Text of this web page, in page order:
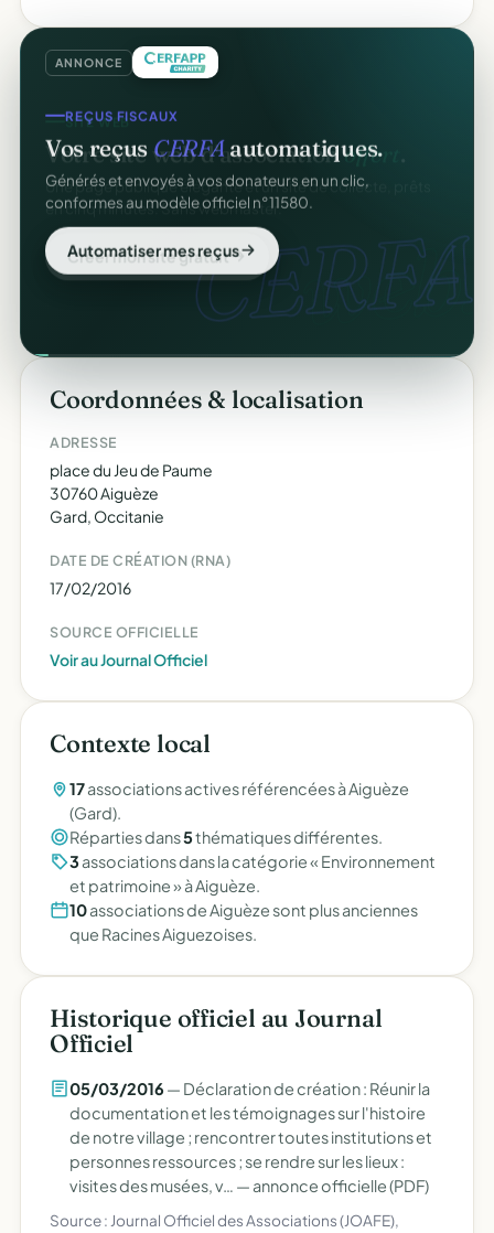
ANNONCE
CERFA.
REÇUS FISCAUX
Vos reçus CERFAautomatiques.
Générés et envoyés à vos donateurs en un clic,
conformes au modèle officiel n°11580.
Automatiser mes reçus
Coordonnées & localisation
ADRESSE
place du Jeu de Paume
30760 Aiguèze
Gard, Occitanie
DATE DE CRÉATION (RNA)
17/02/2016
SOURCE OFFICIELLE
Voir au Journal Officiel
Contexte local
17associations actives référencées à Aiguèze
(Gard).
Réparties dans5thématiques différentes.
3associations dans la catégorie « Environnement
et patrimoine » à Aiguèze.
10associations de Aiguèze sont plus anciennes
que Racines Aiguezoises.
Historique officiel au Journal
Officiel
05/03/2016 — Déclaration de création : Réunir la
documentation et les témoignages sur l'histoire
de notre village ; rencontrer toutes institutions et
personnes ressources ; se rendre sur les lieux :
visites des musées, v… — annonce officielle (PDF)
Source : Journal Officiel des Associations (JOAFE),